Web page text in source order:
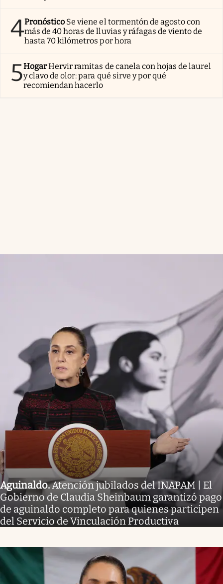
4Pronóstico Se viene el tormentón de agosto con
más de 40 horas de lluvias y ráfagas de viento de
hasta 70 kilómetros por hora
5HogarHervir ramitas de canela con hojas de laurel
y clavo de olor: para qué sirve y por qué
recomiendan hacerlo
Aguinaldo.Atención jubilados del INAPAM | El
Gobierno de Claudia Sheinbaum garantizó pago
de aguinaldo completo para quienes participen
del Servicio de Vinculación Productiva